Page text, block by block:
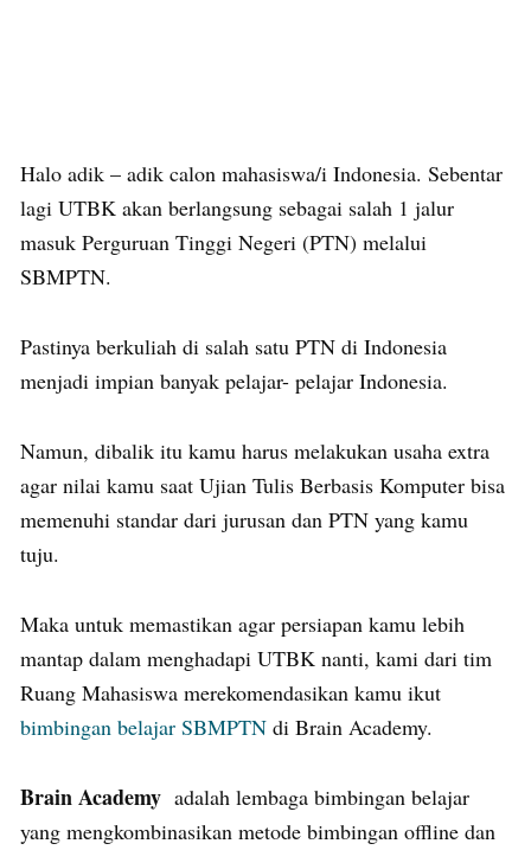
Halo adik – adik calon mahasiswa/i Indonesia. Sebentar
lagi UTBK akan berlangsung sebagai salah 1 jalur
masuk Perguruan Tinggi Negeri (PTN) melalui
SBMPTN.
Pastinya berkuliah di salah satu PTN di Indonesia
menjadi impian banyak pelajar- pelajar Indonesia.
Namun, dibalik itu kamu harus melakukan usaha extra
agar nilai kamu saat Ujian Tulis Berbasis Komputer bisa
memenuhi standar dari jurusan dan PTN yang kamu
tuju.
Maka untuk memastikan agar persiapan kamu lebih
mantap dalam menghadapi UTBK nanti, kami dari tim
Ruang Mahasiswa merekomendasikan kamu ikut
bimbingan belajar SBMPTN di Brain Academy.
Brain Academy adalah lembaga bimbingan belajar
yang mengkombinasikan metode bimbingan offline dan